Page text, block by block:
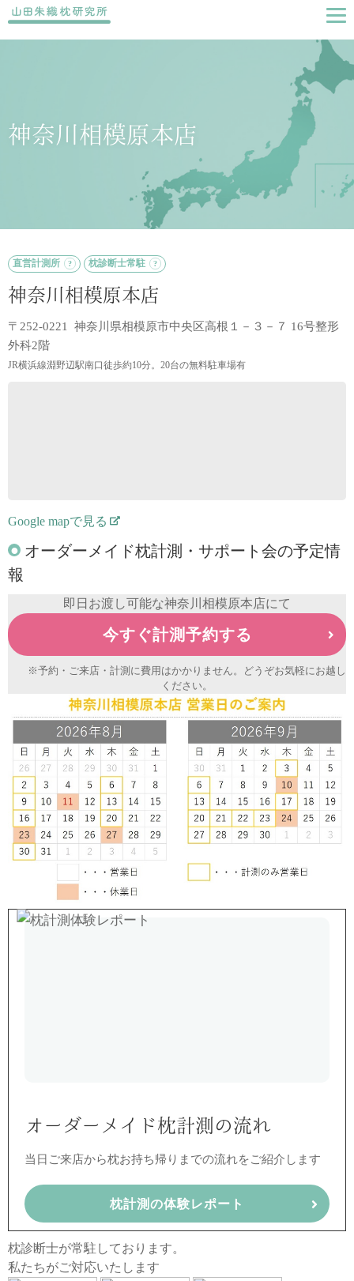
神奈川相模原本店
直営計測所 枕診断士常駐
神奈川相模原本店
〒252-0221 神奈川県相模原市中央区高根１－３－７ 16号整形
外科2階
JR横浜線淵野辺駅南口徒歩約10分。20台の無料駐車場有
Google mapで見る
オーダーメイド枕計測・サポート会の予定情
報
即日お渡し可能な神奈川相模原本店にて
今すぐ計測予約する
※予約・ご来店・計測に費用はかかりません。どうぞお気軽にお越し
ください。
オーダーメイド枕計測の流れ
当日ご来店から枕お持ち帰りまでの流れをご紹介します
枕計測の体験レポート
枕診断士が常駐しております。
私たちがご対応いたします